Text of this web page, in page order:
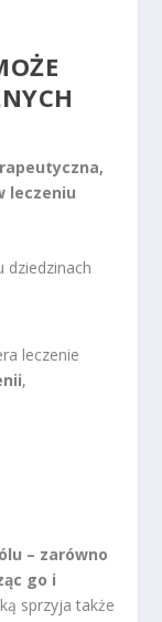
leczeniu
dziedzinach
leczenie
,
– zarówno
go i
sprzyja także